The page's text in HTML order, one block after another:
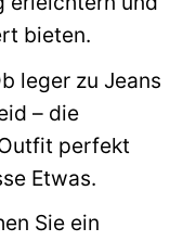
bieten.
leger zu Jeans
– die
perfekt
Etwas.
Sie ein